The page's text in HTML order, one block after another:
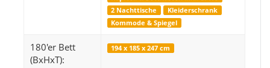
2 Nachttische
Kleiderschrank
Kommode & Spiegel
180'er Bett
(BxHxT):
194 x 185 x 247 cm
Snop